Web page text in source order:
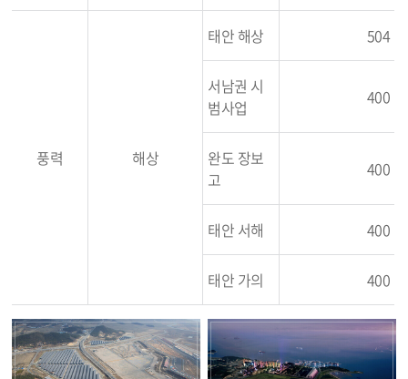
풍력 해상
태안 해상 504
서남권 시
범사업
400
완도 장보
고
400
태안 서해 400
태안 가의 400